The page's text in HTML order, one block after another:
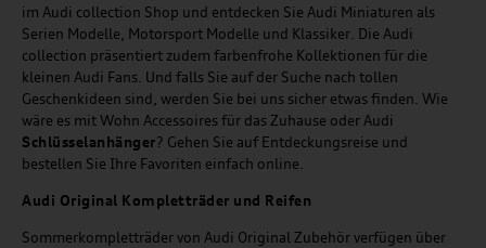
im Audi collection Shop und entdecken Sie Audi Miniaturen als
Serien Modelle, Motorsport Modelle und Klassiker. Die Audi
collection präsentiert zudem farbenfrohe Kollektionen für die
kleinen Audi Fans. Und falls Sie auf der Suche nach tollen
Geschenkideen sind, werden Sie bei uns sicher etwas finden. Wie
wäre es mit Wohn Accessoires für das Zuhause oder Audi
Schlüsselanhänger? Gehen Sie auf Entdeckungsreise und
bestellen Sie Ihre Favoriten einfach online.
Audi Original Kompletträder und Reifen
Sommerkompletträder von Audi Original Zubehör verfügen über